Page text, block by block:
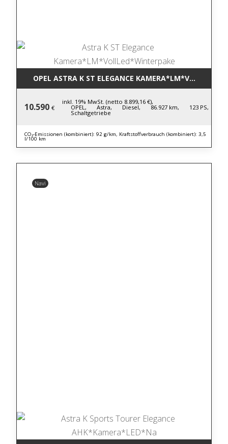
OPEL ASTRA K ST ELEGANCE
10.590 €
inkl. 19% MwSt. (netto 8.899,16 €),
OPEL, Astra, Diesel, 86.927 km, 123 PS,
Schaltgetriebe
CO₂-Emissionen (kombiniert): 92 g/km, Kraftstoffverbrauch (kombiniert): 3,5
l/100 km
Navi